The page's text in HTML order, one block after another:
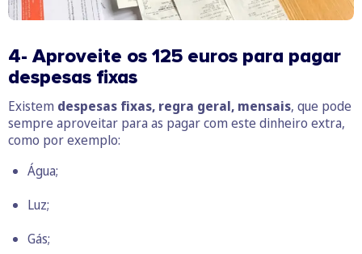
4- Aproveite os 125 euros para pagar
despesas fixas
Existem despesas fixas, regra geral, mensais, que pode
sempre aproveitar para as pagar com este dinheiro extra,
como por exemplo:
Água;
Luz;
Gás;